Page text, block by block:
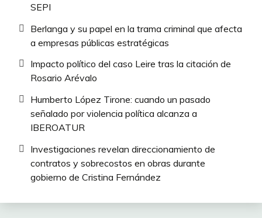
SEPI
Berlanga y su papel en la trama criminal que afecta
a empresas públicas estratégicas
Impacto político del caso Leire tras la citación de
Rosario Arévalo
Humberto López Tirone: cuando un pasado
señalado por violencia política alcanza a
IBEROATUR
Investigaciones revelan direccionamiento de
contratos y sobrecostos en obras durante
gobierno de Cristina Fernández